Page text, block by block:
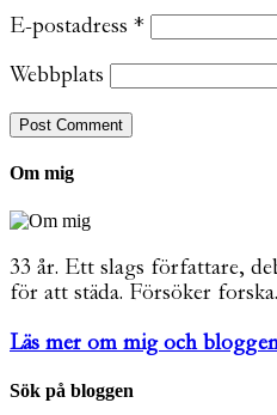
E-postadress *
Webbplats
Om mig
33 år. Ett slags författare,
för att städa. Försöker
Läs mer om mig och
Sök på bloggen